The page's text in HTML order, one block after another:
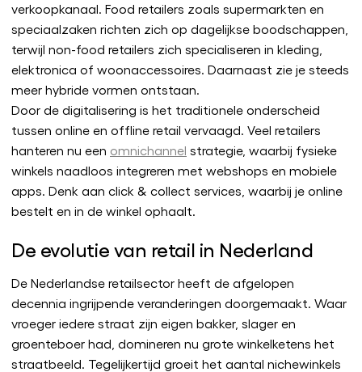
verkoopkanaal. Food retailers zoals supermarkten en
speciaalzaken richten zich op dagelijkse boodschappen,
terwijl non-food retailers zich specialiseren in kleding,
elektronica of woonaccessoires. Daarnaast zie je steeds
meer hybride vormen ontstaan.
Door de digitalisering is het traditionele onderscheid
tussen online en offline retail vervaagd. Veel retailers
hanteren nu een omnichannel strategie, waarbij fysieke
winkels naadloos integreren met webshops en mobiele
apps. Denk aan click & collect services, waarbij je online
bestelt en in de winkel ophaalt.
De evolutie van retail in Nederland
De Nederlandse retailsector heeft de afgelopen
decennia ingrijpende veranderingen doorgemaakt. Waar
vroeger iedere straat zijn eigen bakker, slager en
groenteboer had, domineren nu grote winkelketens het
straatbeeld. Tegelijkertijd groeit het aantal nichewinkels